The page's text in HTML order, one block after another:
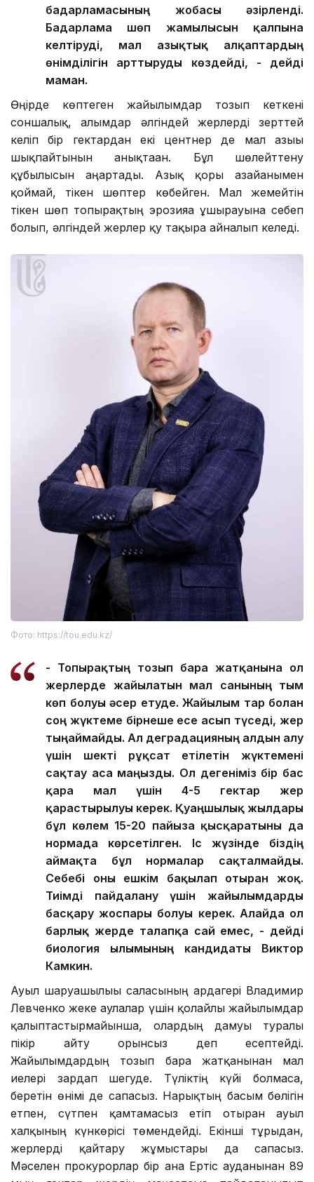
бағдарламасының жобасы әзірленді.
Бағдарлама шөп жамылғысын қалпына
келтіруді, мал азықтық алқаптардың
өнімділігін арттыруды көздейді, - дейді
маман.
Өңірде көптеген жайылымдар тозып кеткені
соншалық, ғалымдар әлгіндей жерлерді зерттей
келіп бір гектардан екі центнер де мал азығы
шықпайтынын анықтаған. Бұл шөлейттену
құбылысын аңғартады. Азық қоры азайғанымен
қоймай, тікен шөптер көбейген. Мал жемейтін
тікен шөп топырақтың эрозияға ұшырауына себеп
болып, әлгіндей жерлер қу тақырға айналып келеді.
Фото: https://tou.edu.kz/
- Топырақтың тозып бара жатқанына ол
жерлерде жайылатын мал санының тым
көп болуы әсер етуде. Жайылым тар болған
соң жүктеме бірнеше есе асып түседі, жер
тыңаймайды. Ал деградацияның алдын алу
үшін шекті рұқсат етілетін жүктемені
сақтау аса маңызды. Ол дегеніміз бір бас
қара мал үшін 4-5 гектар жер
қарастырылуы керек. Қуаңшылық жылдары
бұл көлем 15-20 пайызға қысқаратыны да
нормада көрсетілген. Іс жүзінде біздің
аймақта бұл нормалар сақталмайды.
Себебі оны ешкім бақылап отырған жоқ.
Тиімді пайдалану үшін жайылымдарды
басқару жоспары болуы керек. Алайда ол
барлық жерде талапқа сай емес, - дейді
биология ғылымының кандидаты Виктор
Камкин.
Ауыл шаруашылығы саласының ардагері Владимир
Левченко жеке аулалар үшін қолайлы жайылымдар
қалыптастырмайынша, олардың дамуы туралы
пікір айту орынсыз деп есептейді.
Жайылымдардың тозып бара жатқанынан мал
иелері зардап шегуде. Түліктің күйі болмаса,
беретін өнімі де сапасыз. Нарықтың басым бөлігін
етпен, сүтпен қамтамасыз етіп отырған ауыл
халқының күнкөрісі төмендейді. Екінші тұрғыдан,
жерлерді қайтару жұмыстары да сапасыз.
Мәселен прокурорлар бір ғана Ертіс ауданынан 89